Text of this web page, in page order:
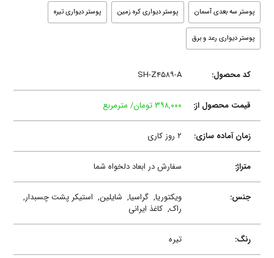
پوستر سه بعدی آسمان پوستر دیواری کره زمین پوستر دیواری تیره
پوستر دیواری رعد و برق
کد محصول: SH-Z۴۵۸۹-A
قیمت محصول از: ۳۹۸,۰۰۰ تومان/ مترمربع
زمان آماده سازی: ۲ روز کاری
متراژ: سفارش در ابعاد دلخواه شما
جنس: ویکتوریا,گراسیا, شایلین, استیکر پشت چسبدار,
راک,کاغذ ایرانی
رنگ: تیره